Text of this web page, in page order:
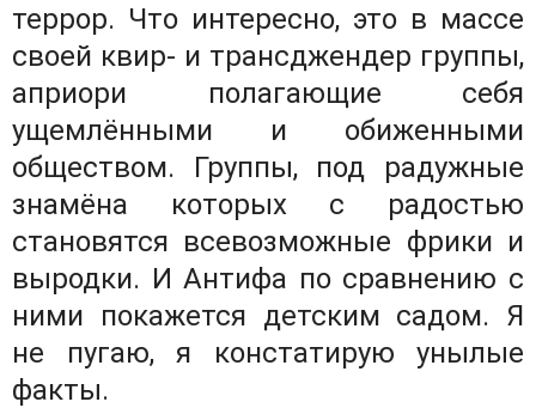
террор. Что интересно, это в массе
своей квир- и трансджендер группы,
априори полагающие себя
ущемлёнными и обиженными
обществом. Группы, под радужные
знамёна которых с радостью
становятся всевозможные фрики и
выродки. И Антифа по сравнению с
ними покажется детским садом. Я
не пугаю, я констатирую унылые
факты.